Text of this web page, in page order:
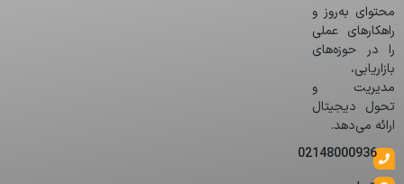
محتوای به‌روز و
راهکارهای عملی
را در حوزه‌های
بازاریابی،
مدیریت و
تحول دیجیتال
ارائه می‌دهد.
02148000936